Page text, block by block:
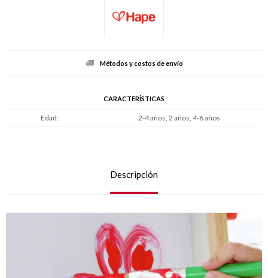
Métodos y costos de envío
CARACTERÍSTICAS
Edad 2-4 años, 2 años, 4-6 años
Descripción